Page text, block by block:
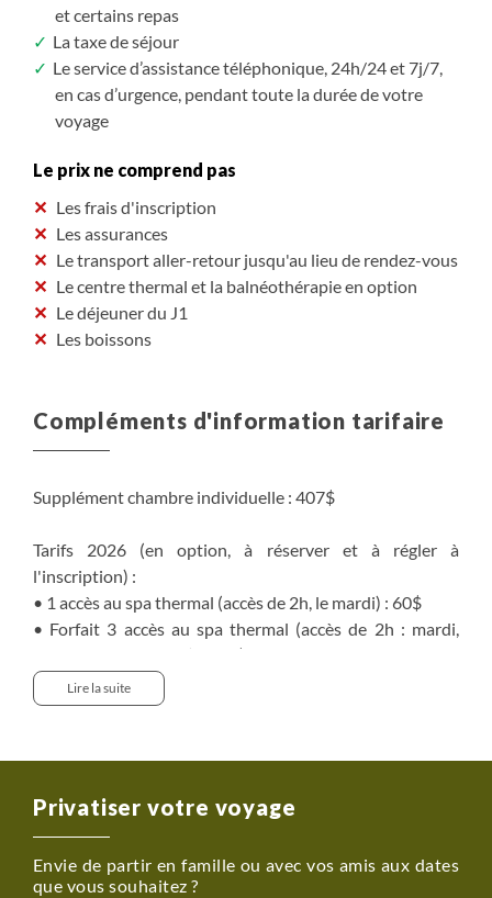
et certains repas
La taxe de séjour
Le service d’assistance téléphonique, 24h/24 et 7j/7,
en cas d’urgence, pendant toute la durée de votre
voyage
Le prix ne comprend pas
Les frais d'inscription
Les assurances
Le transport aller-retour jusqu'au lieu de rendez-vous
Le centre thermal et la balnéothérapie en option
Le déjeuner du J1
Les boissons
Compléments d'information tarifaire
Supplément chambre individuelle : 407$
Tarifs 2026 (en option, à réserver et à régler à
l'inscription) :
• 1 accès au spa thermal (accès de 2h, le mardi) : 60$
• Forfait 3 accès au spa thermal (accès de 2h : mardi,
mercredi et vendredi) : 142$
• Forfait 4 accès au spa thermal (accès de 2h du mardi au
vendredi) : 210$
Lire la suite
Privatiser votre voyage
Envie de partir en famille ou avec vos amis aux dates
que vous souhaitez ?